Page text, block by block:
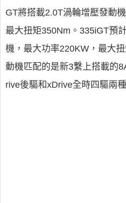
GT將搭載2.0T渦輪增壓發動
最大扭矩350Nm。335iGT預
機，最大功率220KW，最大
動機匹配的是新3繫上搭載的
rive後驅和xDrive全時四驅兩